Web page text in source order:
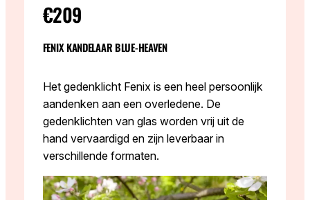
€209
FENIX KANDELAAR BLUE-HEAVEN
Het gedenklicht Fenix is een heel persoonlijk
aandenken aan een overledene. De
gedenklichten van glas worden vrij uit de
hand vervaardigd en zijn leverbaar in
verschillende formaten.